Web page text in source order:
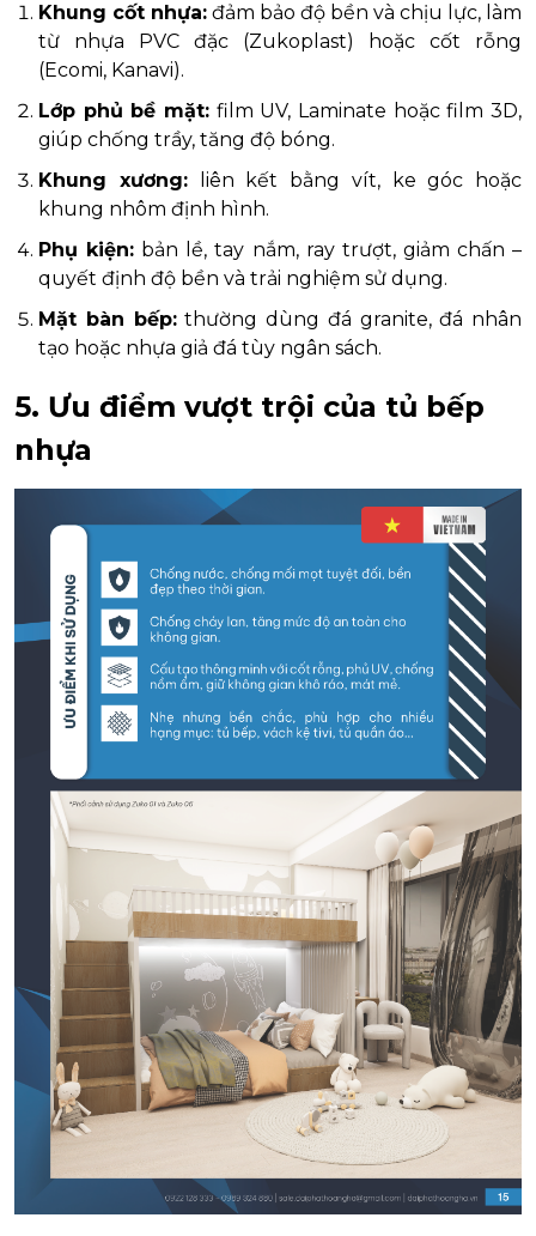
Khung cốt nhựa: đảm bảo độ bền và chịu lực, làm
từ nhựa PVC đặc (Zukoplast) hoặc cốt rỗng
(Ecomi, Kanavi).
Lớp phủ bề mặt: film UV, Laminate hoặc film 3D,
giúp chống trầy, tăng độ bóng.
Khung xương:liên kết bằng vít, ke góc hoặc
khung nhôm định hình.
Phụ kiện: bản lề, tay nắm, ray trượt, giảm chấn –
quyết định độ bền và trải nghiệm sử dụng.
Mặt bàn bếp:thường dùng đá granite, đá nhân
tạo hoặc nhựa giả đá tùy ngân sách.
5. Ưu điểm vượt trội của tủ bếp
nhựa